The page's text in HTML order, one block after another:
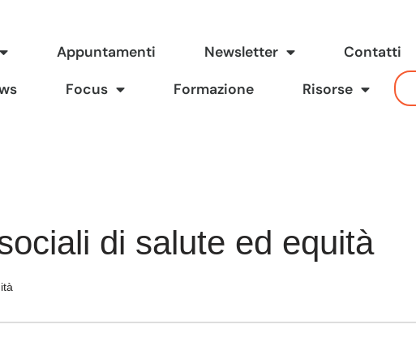
Appuntamenti Newsletter Contatti
Focus Formazione Risorse
di salute ed equità